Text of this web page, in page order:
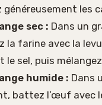
généreusement les
sec : Dans un
la farine avec la
le sel, puis
humide : Dans
battez l’œuf avec